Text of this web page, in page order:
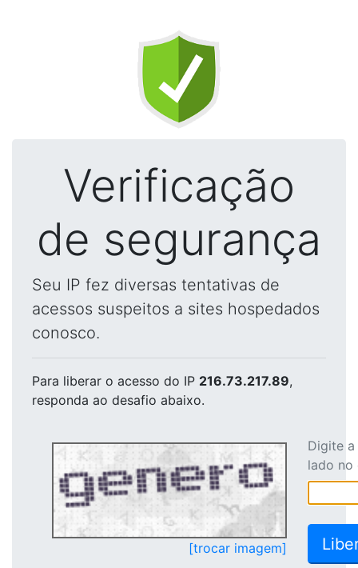
Verificação
de segurança
Seu IP fez diversas tentativas de
acessos suspeitos a sites hospedados
conosco.
Para liberar o acesso do IP 216.73.217.89,
responda ao desafio abaixo.
[trocar imagem]
Digite
lado no